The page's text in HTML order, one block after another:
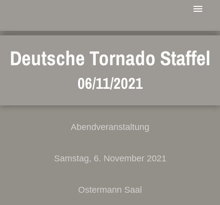
Deutsche Tornado Staffel
06/11/2021
Abendveranstaltung
Samstag, 6. November 2021
Ostermann Saal